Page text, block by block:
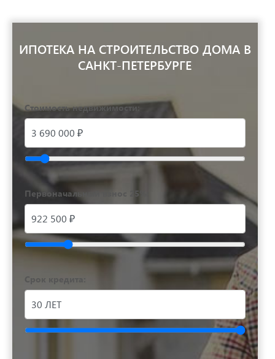
ИПОТЕКА НА СТРОИТЕЛЬСТВО ДОМА В
САНКТ-ПЕТЕРБУРГЕ
Стоимость недвижимости:
Первоначальный взнос 25%: